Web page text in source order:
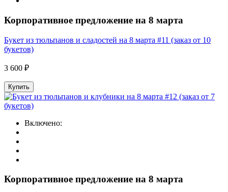
Корпоративное предложение на 8 марта
Букет из тюльпанов и сладостей на 8 марта #11 (заказ от 10
букетов)
3 600 ₽
Купить
Включено:
Корпоративное предложение на 8 марта